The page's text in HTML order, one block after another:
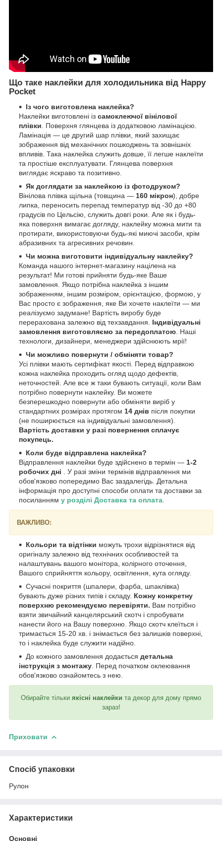
Що таке наклейки для холодильника від Happy
Pocket
Із чого виготовлена наклейка?
Наклейки виготовлені із самоклеючої вінілової
плівки . Поверхня глянцева із додатковою ламінацією.
Ламінація — це другий шар плівки, який захищає
зображення від механічних пошкоджень та зовнішніх
впливів. Така наклейка служить довше, її легше наклеїти
та простіше експлуатувати. Глянцева поверхня
виглядає яскраво та позитивно.
Як доглядати за наклейкою із фотодруком?
Вінілова плівка щільна (товщина — 160 мікрон), добре
липка, переносить перепад температур від -30 до +80
градусів по Цельсію, служить довгі роки. Але як і будь-
яка поверхня вимагає догляду, наклейку можна мити та
протирати, використовуючи будь-які миючі засоби, крім
абразивних та агресивних речовин.
Чи можна виготовити індивідуальну наклейку?
Команда нашого інтернет-магазину націлена на
результат! Ми готові прийняти будь-яке Ваше
замовлення. Якщо потрібна наклейка з іншим
зображенням, іншим розміром, орієнтацією, формою, у
Вас просто є зображення, яке Ви хочете наклеїти — ми
реалізуємо задумане! Вартість виробу буде
перерахована залежно від техзавдання. Індивідуальні
замовлення виготовляємо за передоплатою . Наші
технологи, дизайнери, менеджери здійснюють мрії!
Чи можливо повернути / обміняти товар?
Усі плівки мають сертифікат якості. Перед відправкою
кожна наклейка проходить огляд щодо дефектів,
неточностей. Але все ж таки бувають ситуації, коли Вам
потрібно повернути наклейку. Ви можете
безперешкодно повернути або обміняти виріб у
стандартних розмірах протягом 14 днів після покупки
(не поширюється на індивідуальні замовлення).
Вартість доставки у разі повернення сплачує
покупець.
Коли буде відправлена наклейка?
Відправлення наклейки буде здійснено в термін — 1-2
робочих дні . У разі зміни термінів відправлення ми
обов'язково попередимо Вас заздалегідь. Детальна
інформація про доступні способи оплати та доставки за
посиланням у розділі Доставка та оплата
ВАЖЛИВО:
Кольори та відтінки можуть трохи відрізнятися від
оригіналу залежно від технічних особливостей та
налаштувань вашого монітора, колірного оточення,
Вашого сприйняття кольору, освітлення, кута огляду.
Сучасні покриття (шпалери, фарба, шпаклівка)
бувають дуже різних типів і складу. Кожну конкретну
поверхню рекомендуємо перевіряти. Вам потрібно
взяти звичайний канцелярський скотч і спробувати
нанести його на Вашу поверхню. Якщо скотч клеїться і
тримається 15-20 хв. і знімається без залишків поверхні,
то і наклейка буде служити надійно.
До кожного замовлення додається детальна
інструкція з монтажу . Перед початком оклеювання
обов'язково ознайомтесь з нею.
Обирайте тільки якісні наклейки та декор для дому прямо
зараз!
Приховати
Спосіб упаковки
Рулон
Характеристики
Основні